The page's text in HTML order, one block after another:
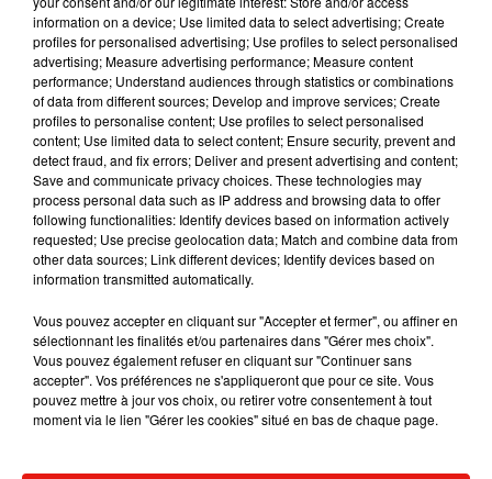
prochain achat ». Certains fans osent même demander à
Slimane si le titre qu’il a écrit pour le filmBreak, dans lequel il
fait ses débuts au cinéma dans le rôle d’un jeune homme à
mobilité réduite, figurera parmi les inédits.
information on a device; Use limited data to select advertising; Create
profiles for personalised advertising; Use profiles to select personalised
advertising; Measure advertising performance; Measure content
performance; Understand audiences through statistics or combinations
of data from different sources; Develop and improve services; Create
profiles to personalise content; Use profiles to select personalised
content; Use limited data to select content; Ensure security, prevent and
detect fraud, and fix errors; Deliver and present advertising and content;
Save and communicate privacy choices. These technologies may
process personal data such as IP address and browsing data to offer
following functionalities: Identify devices based on information actively
requested; Use precise geolocation data; Match and combine data from
other data sources; Link different devices; Identify devices based on
information transmitted automatically.
Vous pouvez accepter en cliquant sur "Accepter et fermer", ou affiner en
sélectionnant les finalités et/ou partenaires dans "Gérer mes choix".
Vous pouvez également refuser en cliquant sur "Continuer sans
accepter". Vos préférences ne s'appliqueront que pour ce site. Vous
pouvez mettre à jour vos choix, ou retirer votre consentement à tout
moment via le lien "Gérer les cookies" situé en bas de chaque page.